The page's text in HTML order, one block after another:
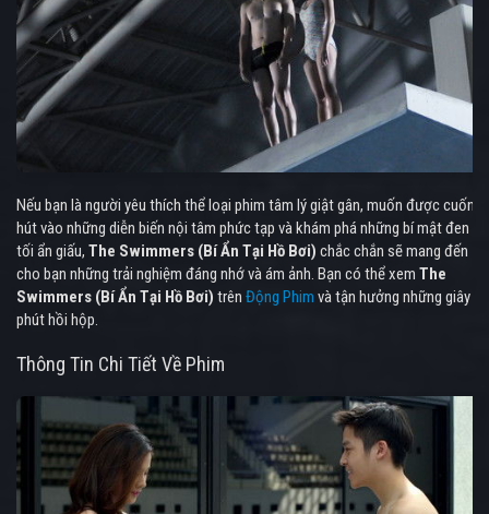
Nếu bạn là người yêu thích thể loại phim tâm lý giật gân, muốn được cuốn
hút vào những diễn biến nội tâm phức tạp và khám phá những bí mật đen
tối ẩn giấu, The Swimmers (Bí Ẩn Tại Hồ Bơi) chắc chắn sẽ mang đến
cho bạn những trải nghiệm đáng nhớ và ám ảnh. Bạn có thể xem The
Swimmers (Bí Ẩn Tại Hồ Bơi) trên Động Phim và tận hưởng những giây
phút hồi hộp.
Thông Tin Chi Tiết Về Phim